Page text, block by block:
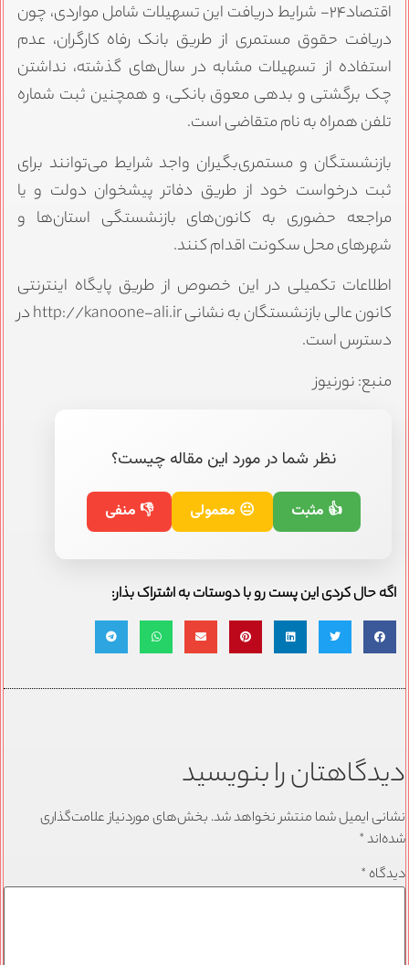
اقتصاد۲۴- شرایط دریافت این تسهیلات شامل مواردی، چون
دریافت حقوق مستمری از طریق بانک رفاه کارگران، عدم
استفاده از تسهیلات مشابه در سال‌های گذشته، نداشتن
چک برگشتی و بدهی معوق بانکی، و همچنین ثبت شماره
تلفن همراه به نام متقاضی است.
بازنشستگان و مستمری‌بگیران واجد شرایط می‌توانند برای
ثبت درخواست خود از طریق دفاتر پیشخوان دولت و یا
مراجعه حضوری به کانون‌های بازنشستگی استان‌ها و
شهر‌های محل سکونت اقدام کنند.
اطلاعات تکمیلی در این خصوص از طریق پایگاه اینترنتی
کانون عالی بازنشستگان به نشانی http://kanoone-ali.ir در
دسترس است.
منبع: نورنیوز
نظر شما در مورد این مقاله چیست؟
👍 مثبت 😐 معمولی 👎 منفی
اگه حال کردی این پست رو با دوستات به اشتراک بذار:
دیدگاهتان را بنویسید
نشانی ایمیل شما منتشر نخواهد شد. بخش‌های موردنیاز علامت‌گذاری
شده‌اند*
دیدگاه *